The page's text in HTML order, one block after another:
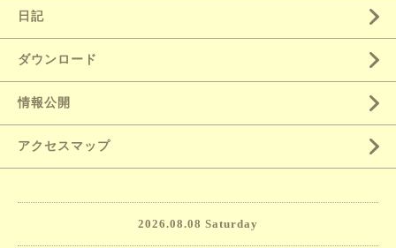
日記
ダウンロード
情報公開
アクセスマップ
2026.08.08 Saturday